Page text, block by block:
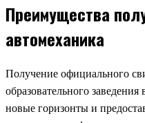
Преимущества
автомеханика
Получение официального
образовательного
новые горизонты и